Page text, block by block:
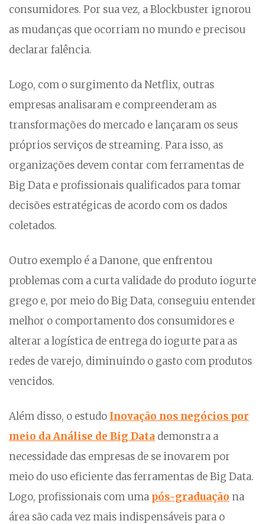
consumidores. Por sua vez, a Blockbuster ignorou
as mudanças que ocorriam no mundo e precisou
declarar falência.
Logo, com o surgimento da Netflix, outras
empresas analisaram e compreenderam as
transformações do mercado e lançaram os seus
próprios serviços de streaming. Para isso, as
organizações devem contar com ferramentas de
Big Data e profissionais qualificados para tomar
decisões estratégicas de acordo com os dados
coletados.
Outro exemplo é a Danone, que enfrentou
problemas com a curta validade do produto iogurte
grego e, por meio do Big Data, conseguiu entender
melhor o comportamento dos consumidores e
alterar a logística de entrega do iogurte para as
redes de varejo, diminuindo o gasto com produtos
vencidos.
Além disso, o estudo Inovação nos negócios por
meio da Análise de Big Data demonstra a
necessidade das empresas de se inovarem por
meio do uso eficiente das ferramentas de Big Data.
Logo, profissionais com uma pós-graduação na
área são cada vez mais indispensáveis para o